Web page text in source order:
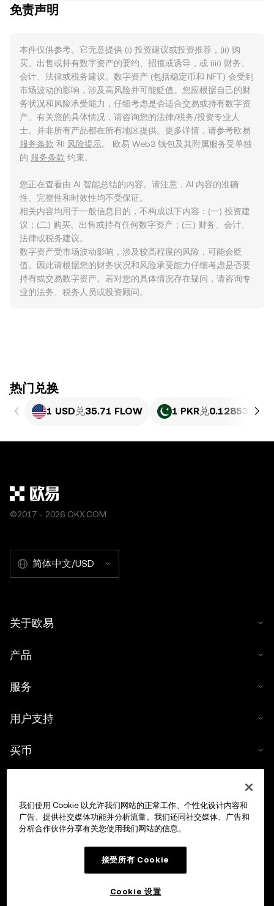
免责声明
本件仅供参考。它无意提供 (i) 投资建议或投资推荐，(ii) 购
买、出售或持有数字资产的要约、招揽或诱导，或 (iii) 财务、
会计、法律或税务建议。数字资产 (包括稳定币和 NFT) 会受到
市场波动的影响，涉及高风险并可能贬值。您应根据自己的财
务状况和风险承受能力，仔细考虑是否适合交易或持有数字资
产。有关您的具体情况，请咨询您的法律/税务/投资专业人
士。并非所有产品都在所有地区提供。更多详情，请参考欧易
服务条款 和 风险提示。 欧易 Web3 钱包及其附属服务受单独
的 服务条款 约束。
您正在查看由 AI 智能总结的内容。请注意，AI 内容的准确
性、完整性和时效性均不受保证。
相关内容均用于一般信息目的，不构成以下内容：(一) 投资建
议；(二) 购买、出售或持有任何数字资产；(三) 财务、会计、
法律或税务建议。
数字资产受市场波动影响，涉及较高程度的风险，可能会贬
值。因此请根据您的财务状况和风险承受能力仔细考虑是否要
持有或交易数字资产。若对您的具体情况存在疑问，请咨询专
业的法务、税务人员或投资顾问。
ִִִִִִִִִִִִִִִִִִִִִִִִִִִִִִִִִִִִִִִִִִִִִִִִ热门兑换
1 USD 兑35.71 FLOW 1 PKR兑0.12853
©2017 - 2026 OKX.COM
简体中文/USD
关于欧易
产品
服务
用户支持
买币
交易
我们使用 Cookie 以允许我们网站的正常工作、个性化设计内容和
广告、提供社交媒体功能并分析流量。我们还同社交媒体、广告和
分析合作伙伴分享有关您使用我们网站的信息。
接受所有 Cookie
Cookie 设置